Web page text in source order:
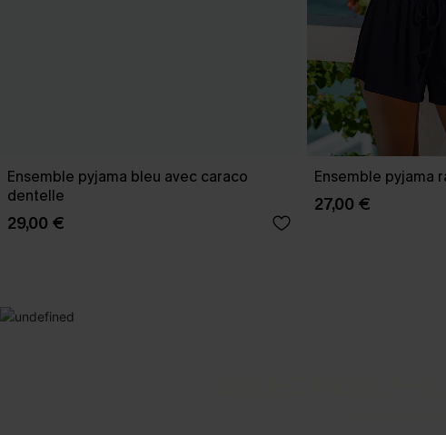
Ensemble pyjama bleu avec caraco
dentelle
29,00 €
Ensemble pyjama
27,00 €